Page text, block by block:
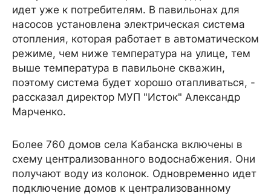
идет уже к потребителям. В павильонах для
насосов установлена электрическая система
отопления, которая работает в автоматическом
режиме, чем ниже температура на улице, тем
выше температура в павильоне скважин,
поэтому система будет хорошо отапливаться, -
рассказал директор МУП "Исток" Александр
Марченко.
Более 760 домов села Кабанска включены в
схему централизованного водоснабжения. Они
получают воду из колонок. Одновременно идет
подключение домов к централизованному